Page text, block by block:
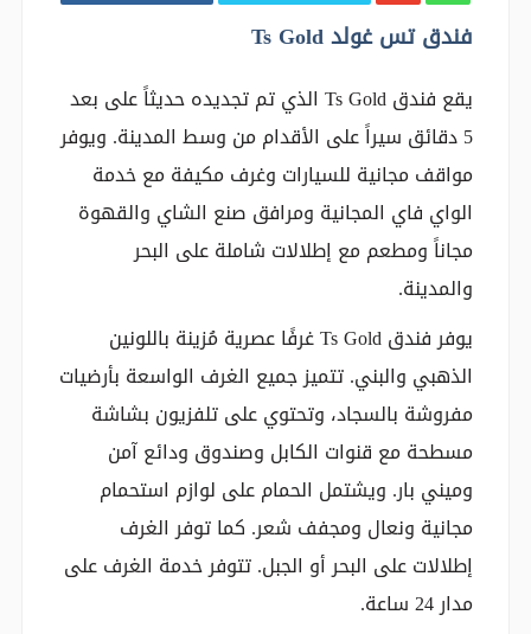
فندق تس غولد Ts Gold
يقع فندق Ts Gold الذي تم تجديده حديثاً على بعد
5 دقائق سيراً على الأقدام من وسط المدينة. ويوفر
مواقف مجانية للسيارات وغرف مكيفة مع خدمة
الواي فاي المجانية ومرافق صنع الشاي والقهوة
مجاناً ومطعم مع إطلالات شاملة على البحر
والمدينة.
يوفر فندق Ts Gold غرفًا عصرية مُزينة باللونين
الذهبي والبني. تتميز جميع الغرف الواسعة بأرضيات
مفروشة بالسجاد، وتحتوي على تلفزيون بشاشة
مسطحة مع قنوات الكابل وصندوق ودائع آمن
وميني بار. ويشتمل الحمام على لوازم استحمام
مجانية ونعال ومجفف شعر. كما توفر الغرف
إطلالات على البحر أو الجبل. تتوفر خدمة الغرف على
مدار 24 ساعة.